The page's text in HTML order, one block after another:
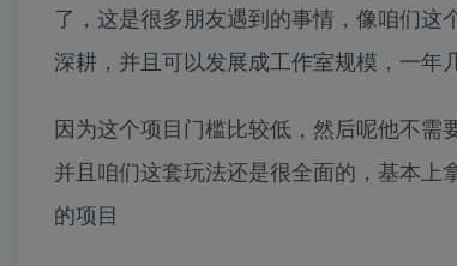
了，这是很多朋友遇到的事情，像咱们
深耕，并且可以发展成工作室规模，一年
因为这个项目门槛比较低，然后呢他不需
并且咱们这套玩法还是很全面的，基本
的项目